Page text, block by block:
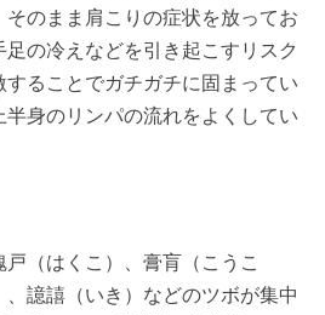
のまま肩こりの症状を放ってお
の冷えなどを引き起こすリスク
することでガチガチに固まってい
身のリンパの流れをよくしてい
（はくこ）、膏肓（こうこ
譩譆（いき）などのツボが集中